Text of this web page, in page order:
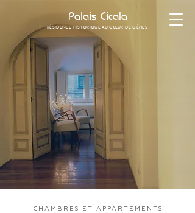
Palais Cicala
RÉSIDENCE HISTORIQUE AU CŒUR DE GÊNES
CHAMBRES ET APPARTEMENTS